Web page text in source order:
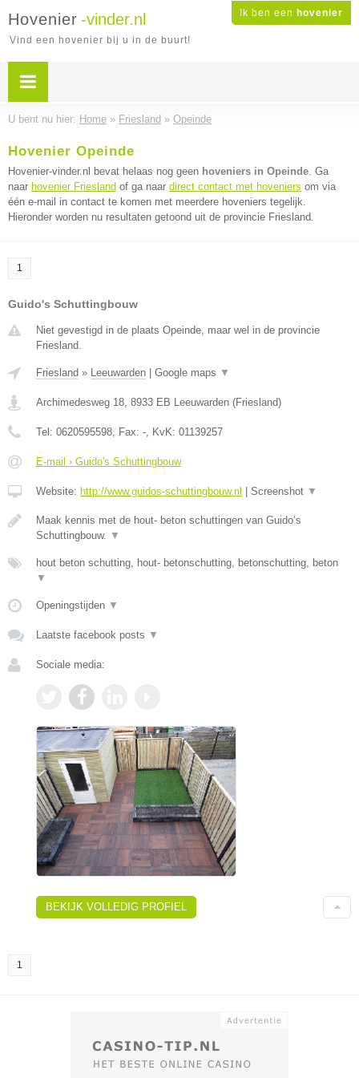
Ik ben een hovenier
Hovenier -vinder.nl
Vind een hovenier bij u in de buurt!
U bent nu hier: Home » Friesland » Opeinde
Hovenier Opeinde
Hovenier-vinder.nl bevat helaas nog geen hoveniers in Opeinde. Ga
naar hovenier Friesland of ga naar direct contact met hoveniers om via
één e-mail in contact te komen met meerdere hoveniers tegelijk.
Hieronder worden nu resultaten getoond uit de provincie Friesland.
1
Guido's Schuttingbouw
Niet gevestigd in de plaats Opeinde, maar wel in de provincie
Friesland.
Friesland » Leeuwarden Google maps ▼
Archimedesweg 18, 8933 EB Leeuwarden (Friesland)
Tel: 0620595598, Fax: -, KvK: 01139257
E-mail › Guido's Schuttingbouw
Website: http://www.guidos-schuttingbouw.nl Screenshot ▼
Maak kennis met de hout- beton schuttingen van Guido’s
Schuttingbouw. ▼
hout beton schutting, hout- betonschutting, betonschutting, beton
▼
Openingstijden ▼
Laatste facebook posts ▼
Sociale media:
BEKIJK VOLLEDIG PROFIEL
1